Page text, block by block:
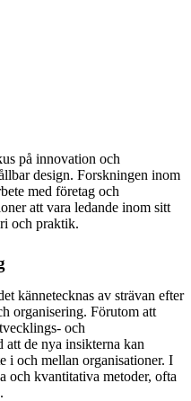
på innovation och
design. Forskningen inom
med företag och
att vara ledande inom sitt
och praktik.
kännetecknas av strävan efter
organisering. Förutom att
och
de nya insikterna kan
i och mellan organisationer. I
och kvantitativa metoder, ofta